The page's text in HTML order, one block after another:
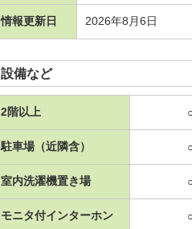
情報更新日 2026年8月6日
設備など
2階以上
駐車場（近隣含）
室内洗濯機置き場
モニタ付インターホン